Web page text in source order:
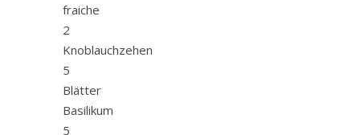
fraiche
2
Knoblauchzehen
5
Blätter
Basilikum
5